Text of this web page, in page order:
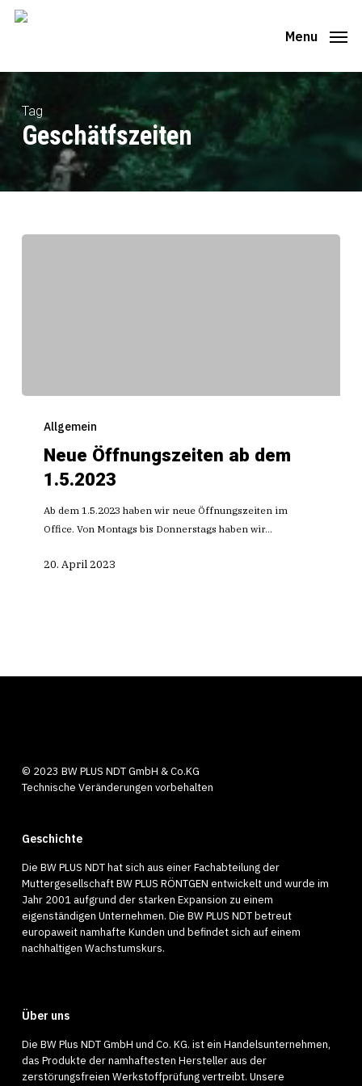
Skip
Menu
Tag
Geschätfszeiten
Öffnungszeiten
1.5.2023
Allgemein
Neue Öffnungszeiten ab dem
1.5.2023
Ab dem 1.5.2023 haben wir neue Öffnungszeiten im
Office. Von Montags bis Donnerstags haben wir…
20. April 2023
© 2023 BW PLUS NDT GmbH & Co.KG
Technische Veränderungen vorbehalten
Geschichte
Die BW PLUS NDT hat sich aus einer Fachabteilung der
Muttergesellschaft BW PLUS RÖNTGEN entwickelt und wurde im
Jahr 2001 aufgrund der starken Expansion zu einem
eigenständigen Unternehmen. Die BW PLUS NDT betreut
europaweit namhafte Kunden und befindet sich auf einem
nachhaltigen Wachstumskurs.
Über uns
Die BW Plus NDT GmbH und Co. KG. ist ein Handelsunternehmen,
das Produkte der namhaftesten Hersteller aus der
zerstörungsfreien Werkstoffprüfung vertreibt. Unsere